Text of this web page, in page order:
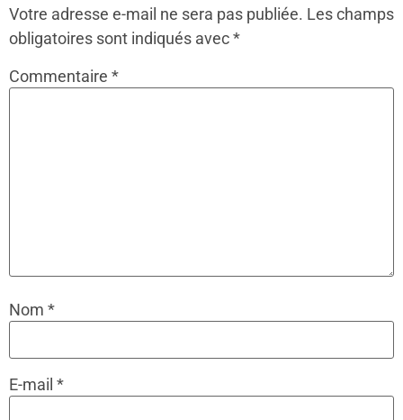
Votre adresse e-mail ne sera pas publiée. Les champs
obligatoires sont indiqués avec*
Commentaire *
Nom *
E-mail *